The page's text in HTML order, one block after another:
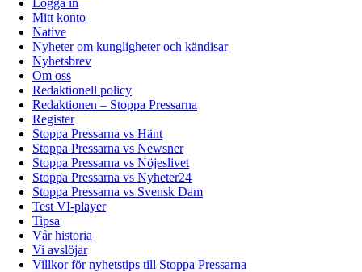
Logga in
Mitt konto
Native
Nyheter om kungligheter och kändisar
Nyhetsbrev
Om oss
Redaktionell policy
Redaktionen – Stoppa Pressarna
Register
Stoppa Pressarna vs Hänt
Stoppa Pressarna vs Newsner
Stoppa Pressarna vs Nöjeslivet
Stoppa Pressarna vs Nyheter24
Stoppa Pressarna vs Svensk Dam
Test VI-player
Tipsa
Vår historia
Vi avslöjar
Villkor för nyhetstips till Stoppa Pressarna